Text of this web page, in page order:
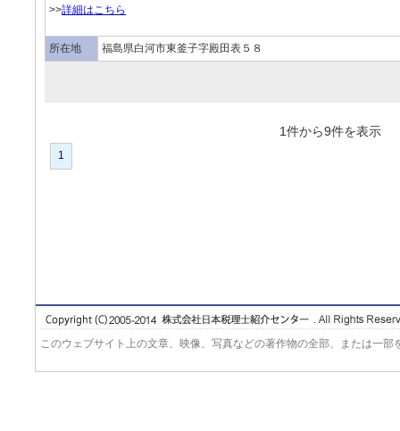
>>詳細はこちら
所在地 福島県白河市東釜子字殿田表５８
1件から9件を表
1
このウェブサイト上の文章、映像、写真などの著作物の全部、または一